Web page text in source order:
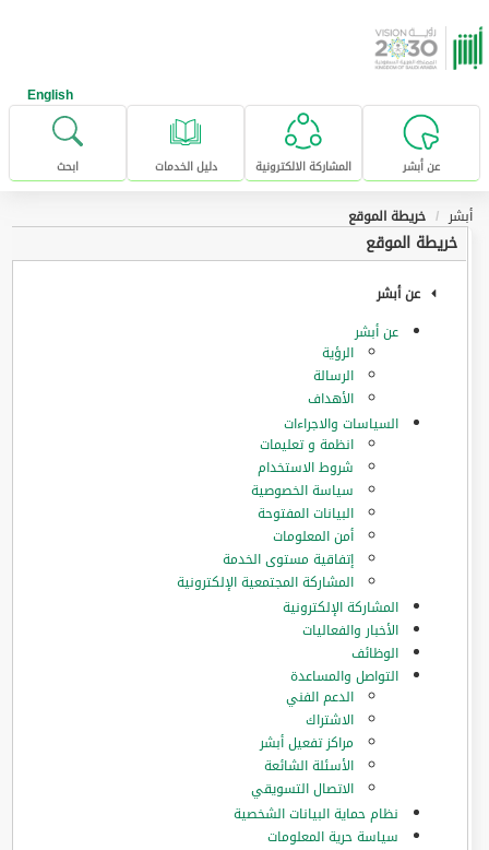
تخطى للإنتقال إلى المحتوى الرئيسي
English
عن أبشر المشاركة الالكترونية دليل الخدمات ابحث
أبشر خريطة الموقع
خريطة الموقع
عن أبشر
عن أبشر
الرؤية
الرسالة
الأهداف
السياسات والاجراءات
انظمة و تعليمات
شروط الاستخدام
سياسة الخصوصية
البيانات المفتوحة
أمن المعلومات
إتفاقية مستوى الخدمة
المشاركة المجتمعية الإلكترونية
المشاركة الإلكترونية
الأخبار والفعاليات
الوظائف
التواصل والمساعدة
الدعم الفني
الاشتراك
مراكز تفعيل أبشر
الأسئلة الشائعة
الاتصال التسويقي
نظام حماية البيانات الشخصية
سياسة حرية المعلومات